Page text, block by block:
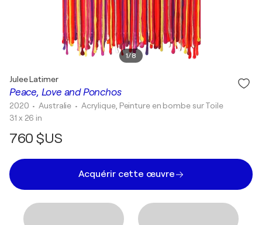
1/8
Peace, Love and Ponchos
Julee Latimer
2020 • Australie • Acrylique, Peinture en bombe sur Toile
31 x 26 in
760 $US
Acquérir cette œuvre